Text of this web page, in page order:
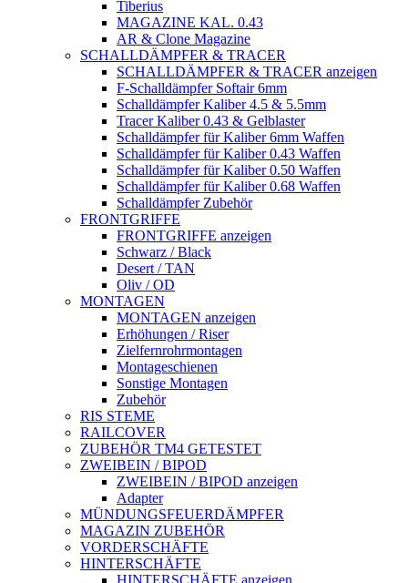
Tiberius
MAGAZINE KAL. 0.43
AR & Clone Magazine
SCHALLDÄMPFER & TRACER
SCHALLDÄMPFER & TRACER anzeigen
F-Schalldämpfer Softair 6mm
Schalldämpfer Kaliber 4.5 & 5.5mm
Tracer Kaliber 0.43 & Gelblaster
Schalldämpfer für Kaliber 6mm Waffen
Schalldämpfer für Kaliber 0.43 Waffen
Schalldämpfer für Kaliber 0.50 Waffen
Schalldämpfer für Kaliber 0.68 Waffen
Schalldämpfer Zubehör
FRONTGRIFFE
FRONTGRIFFE anzeigen
Schwarz / Black
Desert / TAN
Oliv / OD
MONTAGEN
MONTAGEN anzeigen
Erhöhungen / Riser
Zielfernrohrmontagen
Montageschienen
Sonstige Montagen
Zubehör
RIS STEME
RAILCOVER
ZUBEHÖR TM4 GETESTET
ZWEIBEIN / BIPOD
ZWEIBEIN / BIPOD anzeigen
Adapter
MÜNDUNGSFEUERDÄMPFER
MAGAZIN ZUBEHÖR
VORDERSCHÄFTE
HINTERSCHÄFTE
HINTERSCHÄFTE anzeigen